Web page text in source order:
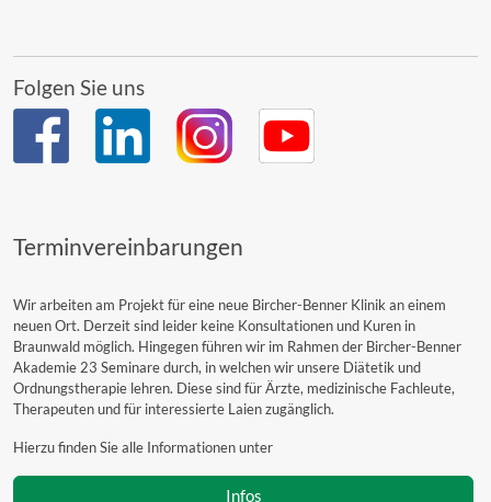
Folgen Sie uns
Terminvereinbarungen
Wir arbeiten am Projekt für eine neue Bircher-Benner Klinik an einem
neuen Ort. Derzeit sind leider keine Konsultationen und Kuren in
Braunwald möglich. Hingegen führen wir im Rahmen der Bircher-Benner
Akademie 23 Seminare durch, in welchen wir unsere Diätetik und
Ordnungstherapie lehren. Diese sind für Ärzte, medizinische Fachleute,
Therapeuten und für interessierte Laien zugänglich.
Hierzu finden Sie alle Informationen unter
Infos